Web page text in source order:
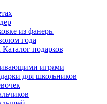
из фанеры
года
Каталог подарков
играми
для школьников